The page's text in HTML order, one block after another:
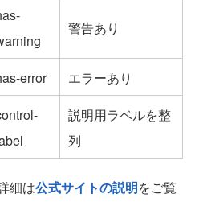
警告あり
error エラーあり
説明用ラベルを整
列
細は公式サイトの説明をご覧